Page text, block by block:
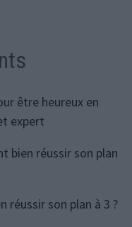
être heureux en
expert
bien réussir son plan
réussir son plan à 3 ?